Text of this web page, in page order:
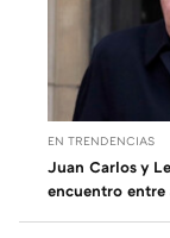
EN TRENDENCIAS
Juan Carlos y
encuentro entre